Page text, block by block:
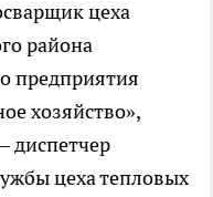
цеха
района
предприятия
хозяйство»,
диспетчер
цеха тепловых